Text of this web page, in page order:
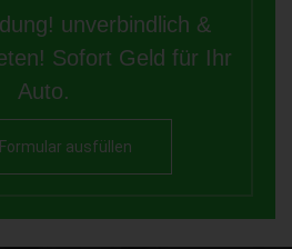
unverbindlich &
Sofort Geld für Ihr
Auto.
ausfüllen